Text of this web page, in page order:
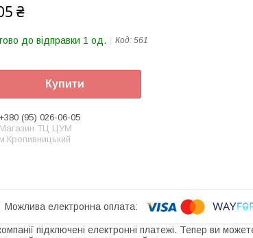
₴
до відправки 1 од. Код: 561
Купити
+380 (95) 026-06-05
Магазин ТЦ ЦУМ
м.Кропивницький
підключені електронні платежі. Тепер ви